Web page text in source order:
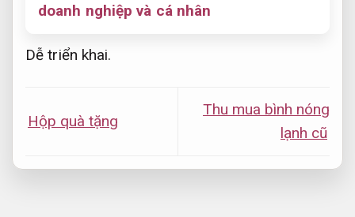
doanh nghiệp và cá nhân
Dễ triển khai.
Hộp quà tặng
Thu mua bình nóng
lạnh cũ